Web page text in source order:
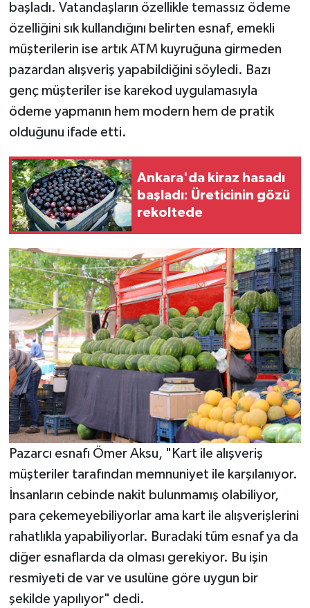
başladı. Vatandaşların özellikle temassız ödeme
özelliğini sık kullandığını belirten esnaf, emekli
müşterilerin ise artık ATM kuyruğuna girmeden
pazardan alışveriş yapabildiğini söyledi. Bazı
genç müşteriler ise karekod uygulamasıyla
ödeme yapmanın hem modern hem de pratik
olduğunu ifade etti.
Ankara'da kiraz hasadı
başladı: Üreticinin gözü
rekoltede
Pazarcı esnafı Ömer Aksu, "Kart ile alışveriş
müşteriler tarafından memnuniyet ile karşılanıyor.
İnsanların cebinde nakit bulunmamış olabiliyor,
para çekemeyebiliyorlar ama kart ile alışverişlerini
rahatlıkla yapabiliyorlar. Buradaki tüm esnaf ya da
diğer esnaflarda da olması gerekiyor. Bu işin
resmiyeti de var ve usulüne göre uygun bir
şekilde yapılıyor" dedi.